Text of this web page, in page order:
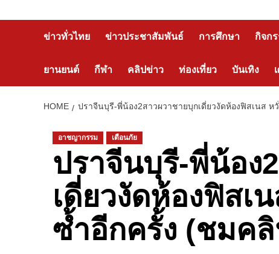
ข่าวทั่วไทย ข่าวประชาสัมพันธ์ การศึกษา กิจก
ยานยนต์ กีฬา คลิปข่าว ท่องเที่ยว บันเทิง
HOME ปราจีนบุรี-พี่น้อง2สาวผวาชายบุกเดี่ยวงัดห้องฟิสเนส
อาชญากรรม เตือนภัย
ปราจีนบุรี-พี่น้อง
เดี่ยวงัดห้องฟิสเ
ซ้ำอีกครั้ง (ชมค